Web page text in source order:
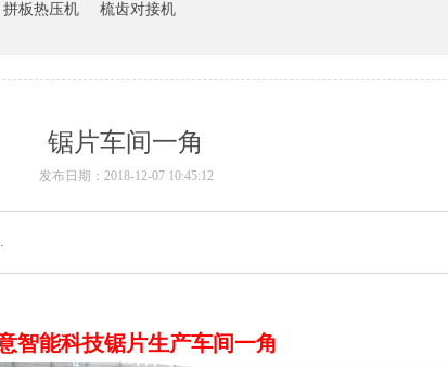
拼板热压机 梳齿对接机
锯片车间一角
发布日期：2018-12-07 10:45:12
智能科技锯片生产车间一角